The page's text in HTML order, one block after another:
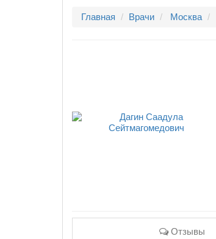
Главная
Врачи Москва
Отзывы